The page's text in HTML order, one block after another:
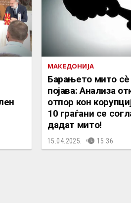
МАКЕДОНИЈА
Барањето мито
појава: Анализа
отпор кон
10 граѓани се
дадат мито!
15.04.2025. 15:36